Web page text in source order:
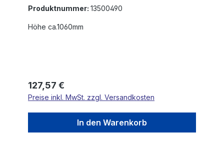
Produktnummer: 13500490
Höhe ca.1060mm
Regulärer Preis:
127,57 €
Preise inkl. MwSt. zzgl. Versandkosten
In den Warenkorb